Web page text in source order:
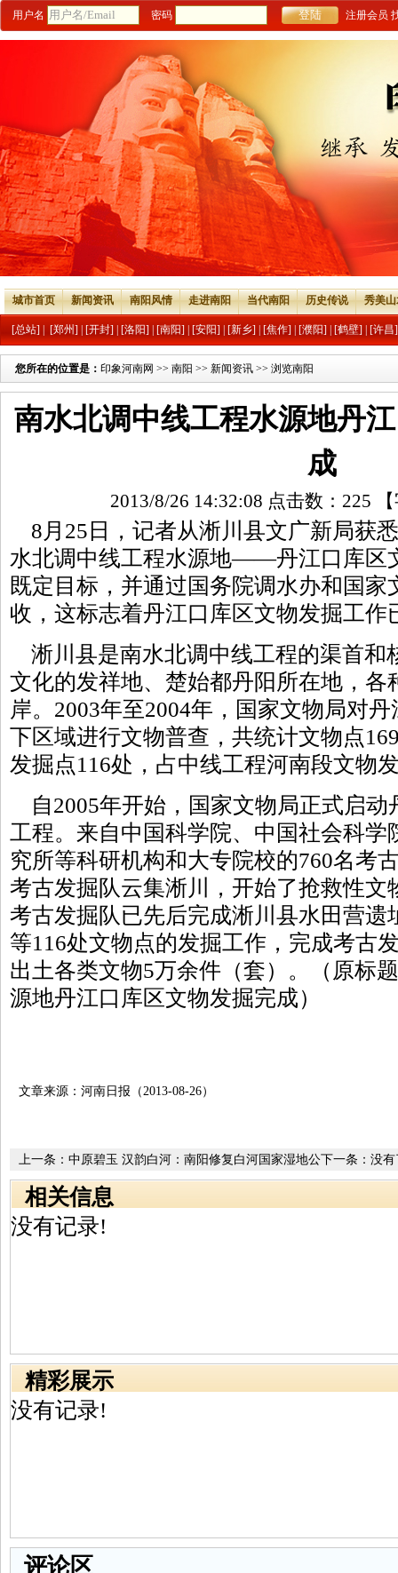
用户名 密码 注册会员
城市首页 新闻资讯 南阳风情 走进南阳 当代南阳 历史传说 秀美
[总站] [郑州] [开封] [洛阳] [南阳] [安阳] [新乡] [焦作] [濮阳] [鹤壁] [许昌]
您所在的位置是： 印象河南网 >> 南阳 >> 新闻资讯 >> 浏览南阳
南水北调中线工程水源地丹
成
2013/8/26 14:32:08 点击数： 225
8月25日，记者从淅川县文广新局获
水北调中线工程水源地——丹江口库区
既定目标，并通过国务院调水办和国家
收，这标志着丹江口库区文物发掘工作
淅川县是南水北调中线工程的渠首和
文化的发祥地、楚始都丹阳所在地，各
岸。2003年至2004年，国家文物局对
下区域进行文物普查，共统计文物点
发掘点116处，占中线工程河南段文物
自2005年开始，国家文物局正式启动
工程。来自中国科学院、中国社会科学
究所等科研机构和大专院校的760名考
考古发掘队云集淅川，开始了抢救性文
考古发掘队已先后完成淅川县水田营遗
等116处文物点的发掘工作，完成考古
出土各类文物5万余件（套）。（原标
源地丹江口库区文物发掘完成）
文章来源：河南日报（2013-08-26）
下一条：没有
上一条： 中原碧玉 汉韵白河：南阳修复白河国家湿地公
园
相关信息
没有记录!
精彩展示
没有记录!
评论区